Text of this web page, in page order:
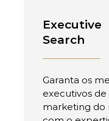
Executive
Search
Garanta os
executivos de
marketing do